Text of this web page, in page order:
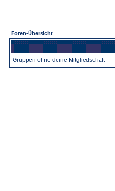
Foren-Übersicht
Gruppen ohne deine Mitgliedschaft